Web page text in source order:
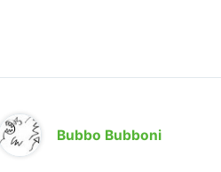
Bubbo Bubboni